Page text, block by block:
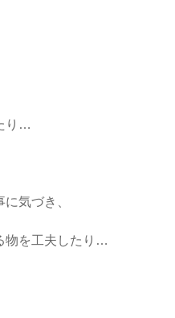
り…
気づき、
物を工夫したり…